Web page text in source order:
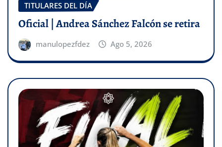
TITULARES DEL DÍA
Oficial | Andrea Sánchez Falcón se retira
manulopezfdez Ago 5, 2026